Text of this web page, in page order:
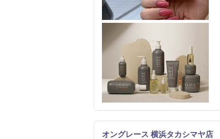
オングレース 横浜タカシマヤ店